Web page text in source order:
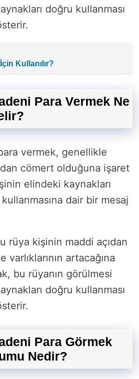
doğru kullanması
Kullanılır?
Para Vermek Ne
vermek, genellikle
cömert olduğuna işaret
elindeki kaynakları
dair bir mesaj
rüya kişinin maddi açıdan
artacağına
bu rüyanın görülmesi
doğru kullanması
Para Görmek
Nedir?